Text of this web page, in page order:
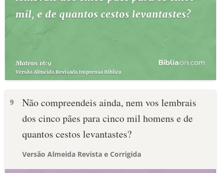
9
Não compreendeis ainda, nem vos lembrais
dos cinco pães para cinco mil homens e de
quantos cestos levantastes?
Versão Almeida Revista e Corrigida